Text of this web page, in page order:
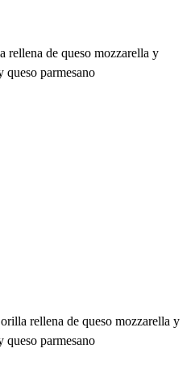
rellena de queso mozzarella y
queso parmesano
rellena de queso mozzarella y
queso parmesano